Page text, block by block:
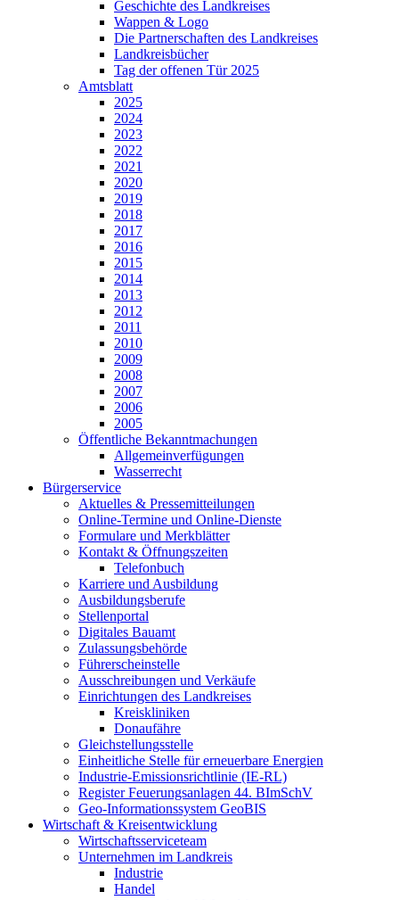
Geschichte des Landkreises
Wappen & Logo
Die Partnerschaften des Landkreises
Landkreisbücher
Tag der offenen Tür 2025
Amtsblatt
2025
2024
2023
2022
2021
2020
2019
2018
2017
2016
2015
2014
2013
2012
2011
2010
2009
2008
2007
2006
2005
Öffentliche Bekanntmachungen
Allgemeinverfügungen
Wasserrecht
Bürgerservice
Aktuelles & Pressemitteilungen
Online-Termine und Online-Dienste
Formulare und Merkblätter
Kontakt & Öffnungszeiten
Telefonbuch
Karriere und Ausbildung
Ausbildungsberufe
Stellenportal
Digitales Bauamt
Zulassungsbehörde
Führerscheinstelle
Ausschreibungen und Verkäufe
Einrichtungen des Landkreises
Kreiskliniken
Donaufähre
Gleichstellungsstelle
Einheitliche Stelle für erneuerbare Energien
Industrie-Emissionsrichtlinie (IE-RL)
Register Feuerungsanlagen 44. BImSchV
Geo-Informationssystem GeoBIS
Wirtschaft & Kreisentwicklung
Wirtschaftsserviceteam
Unternehmen im Landkreis
Industrie
Handel